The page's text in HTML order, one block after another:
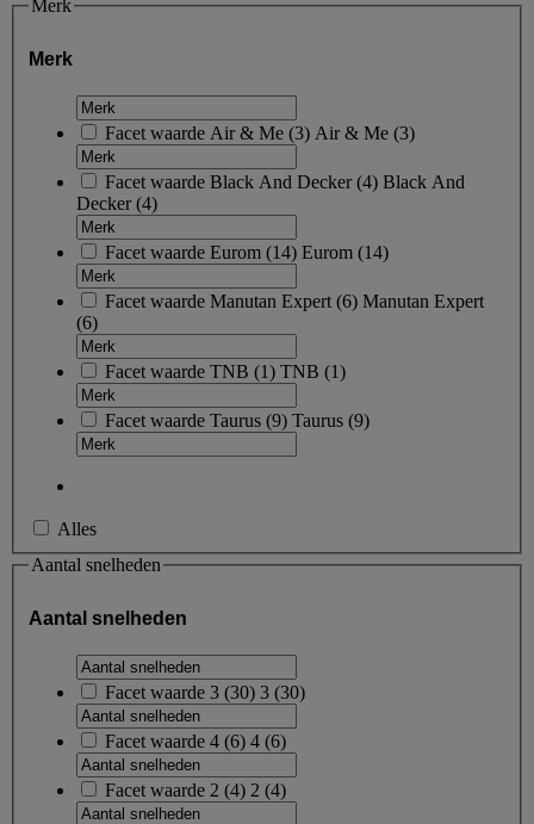
Merk
Merk
Facet waarde Air & Me (3) Air & Me (3)
Facet waarde Black And Decker(4) Black And
Decker(4)
Facet waarde Eurom (14) Eurom (14)
Facet waarde Manutan Expert (6) Manutan Expert
(6)
Facet waarde TNB (1) TNB (1)
Facet waarde Taurus (9) Taurus (9)
Alles
Aantal snelheden
Aantal snelheden
Facet waarde 3 (30) 3 (30)
Facet waarde 4 (6) 4 (6)
Facet waarde 2 (4) 2 (4)